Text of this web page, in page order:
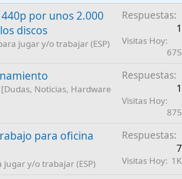
por unos 2.000
discos
jugar y/o trabajar (ESP)
Respuestas
1
Visitas Hoy
675
Noticias, Hardware
Respuestas
1
Visitas Hoy
875
para oficina
jugar y/o trabajar (ESP)
Respuestas
7
Visitas Hoy 1K